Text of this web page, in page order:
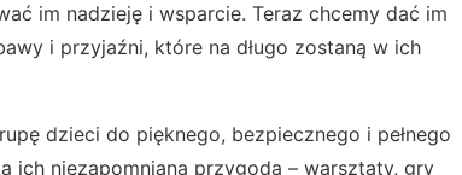
im nadzieję i wsparcie. Teraz chcemy dać im
i przyjaźni, które na długo zostaną w ich
dzieci do pięknego, bezpiecznego i pełnego
ich niezapomniana przygoda – warsztaty, gry